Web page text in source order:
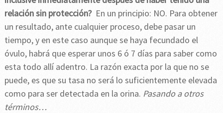
relación sin protección? En un principio: NO. Para obtener
un resultado, ante cualquier proceso, debe pasar un
tiempo, y en este caso aunque se haya fecundado el
óvulo, habrá que esperar unos 6 ó 7 días para saber como
esta todo allí adentro. La razón exacta por la que no se
puede, es que su tasa no será lo suficientemente elevada
como para ser detectada en la orina. Pasando a otros
términos…